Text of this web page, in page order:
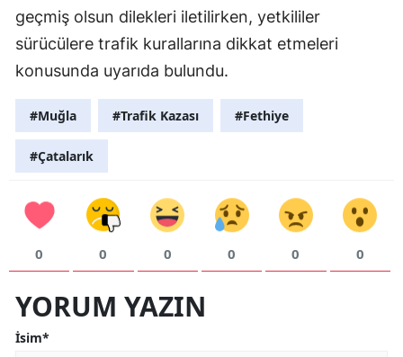
geçmiş olsun dilekleri iletilirken, yetkililer
sürücülere trafik kurallarına dikkat etmeleri
konusunda uyarıda bulundu.
#Muğla #Trafik Kazası #Fethiye
#Çatalarık
0 0 0 0 0 0
YORUM YAZIN
İsim*